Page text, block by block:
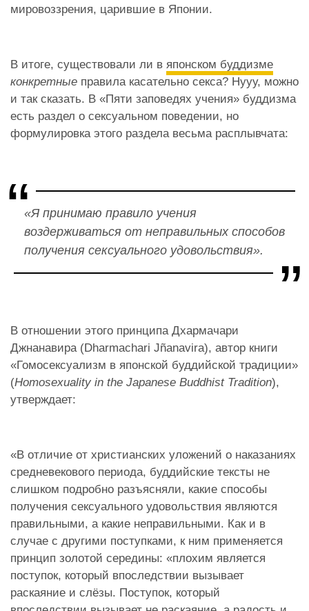
мировоззрения, царившие в Японии.
В итоге, существовали ли в японском буддизме
конкретные правила касательно секса? Нууу, можно
и так сказать. В «Пяти заповедях учения» буддизма
есть раздел о сексуальном поведении, но
формулировка этого раздела весьма расплывчата:
«Я принимаю правило учения
воздерживаться от неправильных способов
получения сексуального удовольствия».
В отношении этого принципа Дхармачари
Джнанавира (Dharmachari Jñanavira), автор книги
«Гомосексуализм в японской буддийской традиции»
(Homosexuality in the Japanese Buddhist Tradition),
утверждает:
«В отличие от христианских уложений о наказаниях
средневекового периода, буддийские тексты не
слишком подробно разъясняли, какие способы
получения сексуального удовольствия являются
правильными, а какие неправильными. Как и в
случае с другими поступками, к ним применяется
принцип золотой середины: «плохим является
поступок, который впоследствии вызывает
раскаяние и слёзы. Поступок, который